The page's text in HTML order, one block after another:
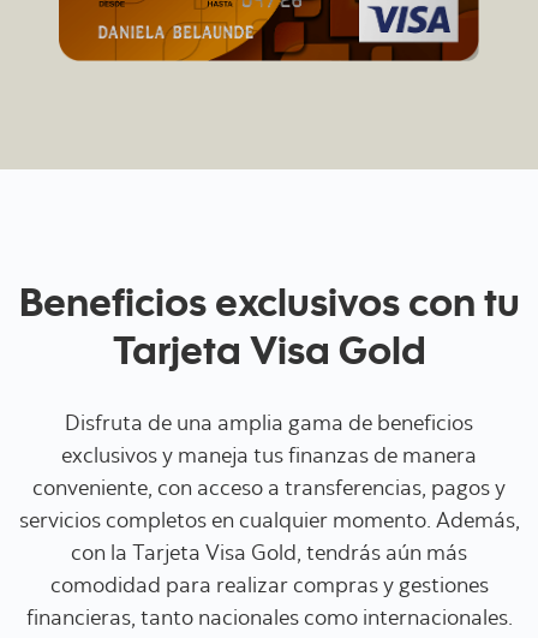
Beneficios exclusivos con tu
Tarjeta Visa Gold
Disfruta de una amplia gama de beneficios
exclusivos y maneja tus finanzas de manera
conveniente, con acceso a transferencias, pagos y
servicios completos en cualquier momento. Además,
con la Tarjeta Visa Gold, tendrás aún más
comodidad para realizar compras y gestiones
financieras, tanto nacionales como internacionales.